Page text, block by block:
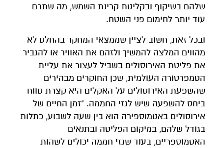
שלהם בשיקוף ובקליטת קרינת השמש, מה שתרם
עוד יותר לחימום פני השטח.
ובכל זאת, חשוב לציין שממצאי המחקר בהחלט לא
מהווים המלצה להמשיך ולזהם את האוויר או להגביר
את פליטת האירוסולים בשביל לעצור את עליית
הטמפרטורה העולמית, שכן החוקרים מבהירים
שהשפעת האירוסולים על האקלים היא קצרת טווח
ביחס להשפעה שיש לגזי החממה. "זמן החיים של
אירוסולים באטמוספירה הוא בין שעה לשבוע, כתלות
בגודל שלהם, במיקום הפליטה ובתנאים
האטמוספריים, בעוד שגזי חממה יכולים לשהות